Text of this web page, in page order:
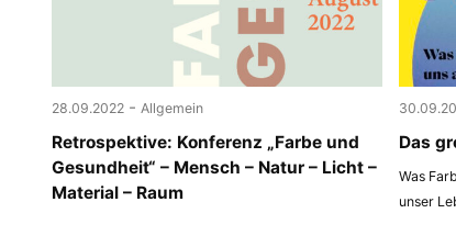
28.09.2022 - Allgemein
Retrospektive: Konferenz „Farbe und
Gesundheit“ – Mensch – Natur – Licht –
Material – Raum
Das
Was
unser